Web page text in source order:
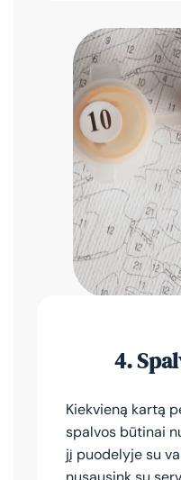
4.
Kiekvieną kartą
spalvos būtinai
jį puodelyje su